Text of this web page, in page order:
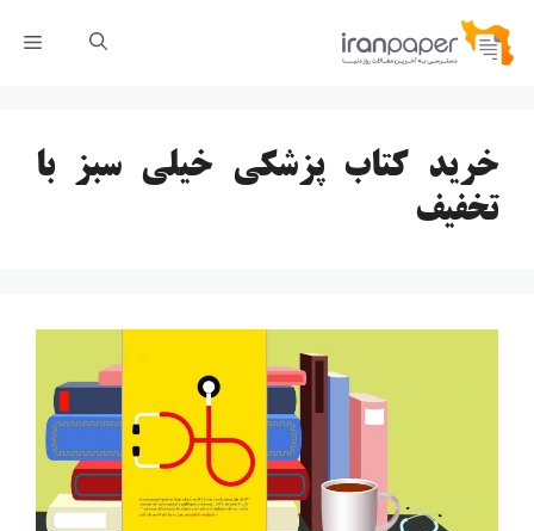
پرش
خرید کتاب پزشکی خیلی سبز با
تخفیف